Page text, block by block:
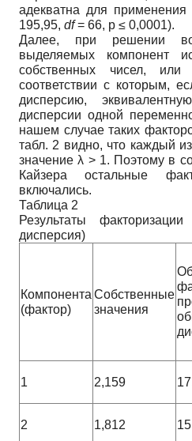
адекватна для
195,95, df= 66, p ≤ 0,0001).
Далее, при решении
выделяемых компонент
собственных чисел,
соответствии с которым,
дисперсию,
дисперсии одной
нашем случае таких
табл. 2 видно, что каждый
значение λ > 1. Поэтому в
Кайзера остальные
включались.
Таблица 2
Результаты
дисперсия)
Компонента
(фактор)
Собственные
значения
1 2,159
2 1,812